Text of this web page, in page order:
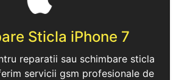
Sticla iPhone 7
reparatii sau schimbare sticla
servicii gsm profesionale de